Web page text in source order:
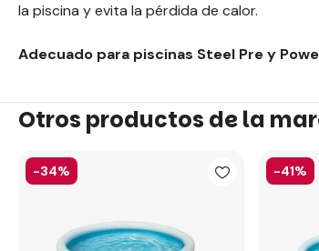
la piscina y evita la pérdida de calor.
Adecuado para piscinas Steel Pre y
Otros productos de la
-34% -41%